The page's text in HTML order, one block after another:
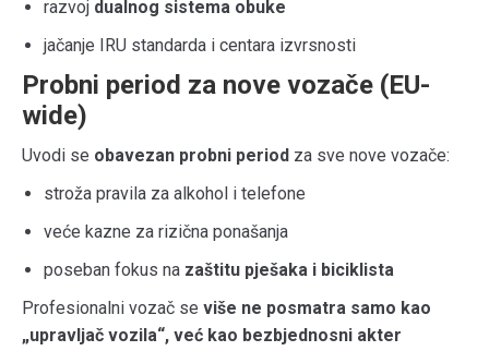
razvoj dualnog sistema obuke
jačanje IRU standarda i centara izvrsnosti
Probni period za nove vozače (EU-
wide)
Uvodi se obavezan probni period za sve nove vozače:
stroža pravila za alkohol i telefone
veće kazne za rizična ponašanja
poseban fokus na zaštitu pješaka i biciklista
Profesionalni vozač se više ne posmatra samo kao
„upravljač vozila“, već kao bezbjednosni akter